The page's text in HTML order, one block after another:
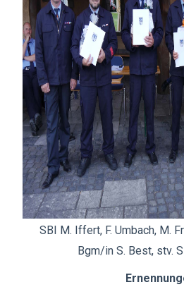
SBI M. Iffert, F. Umbach, M.
Bgm/in S. Best, stv.